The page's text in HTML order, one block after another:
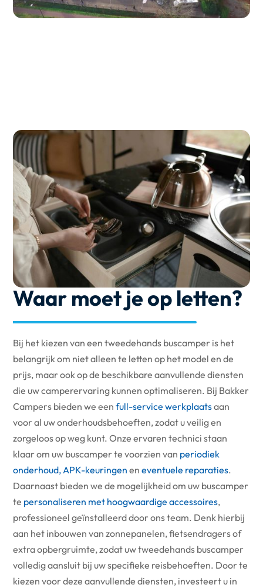
Waar moet je op letten?
Bij het kiezen van een tweedehands buscamper is het
belangrijk om niet alleen te letten op het model en de
prijs, maar ook op de beschikbare aanvullende diensten
die uw camperervaring kunnen optimaliseren. Bij Bakker
Campers bieden we eenfull-service werkplaatsaan
voor al uw onderhoudsbehoeften, zodat u veilig en
zorgeloos op weg kunt. Onze ervaren technici staan
klaar om uw buscamper te voorzien van periodiek
onderhoud, APK-keuringen eneventuele reparaties.
Daarnaast bieden we de mogelijkheid om uw buscamper
te personaliseren met hoogwaardige accessoires,
professioneel geïnstalleerd door ons team. Denk hierbij
aan het inbouwen van zonnepanelen, fietsendragers of
extra opbergruimte, zodat uw tweedehands buscamper
volledig aansluit bij uw specifieke reisbehoeften. Door te
kiezen voor deze aanvullende diensten, investeert u in